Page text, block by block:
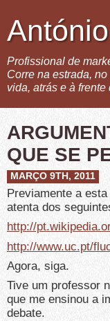
Profissional de
Corre na estrada,
vida, atrás e à frente
QUE SE
MARÇO 9TH, 2011
Previamente a
atenta dos
http://
http://www.uc.pt/
Agora, siga.
Tive um professor
que me ensinou a
debate.